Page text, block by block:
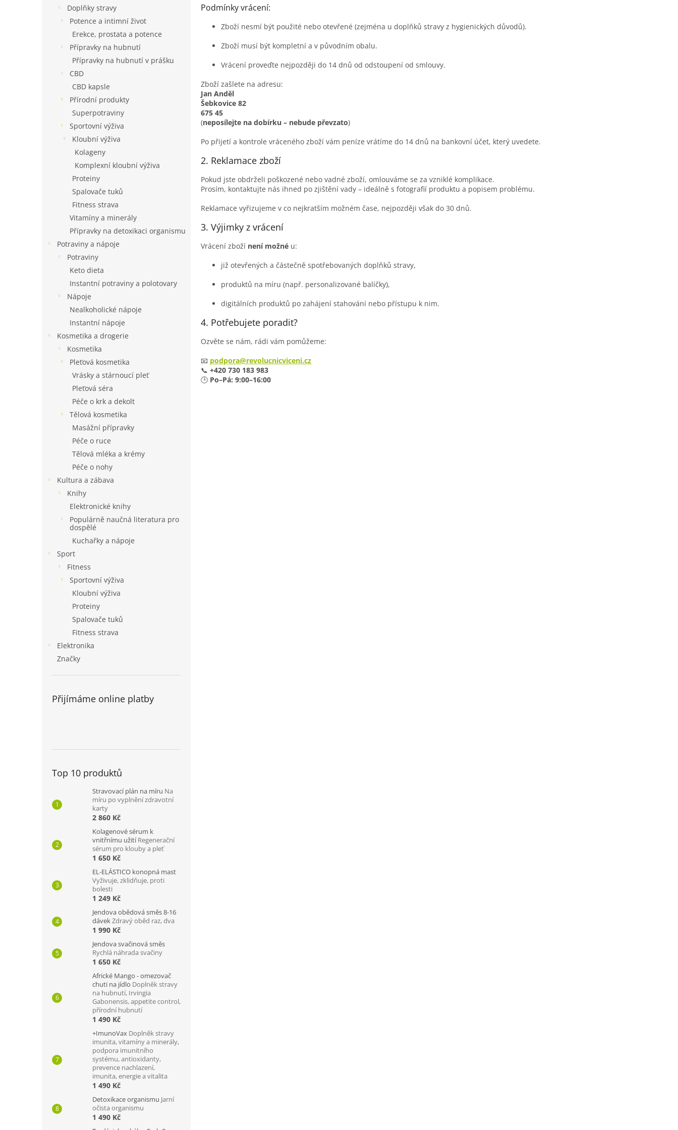
Doplňky stravy
Potence a intimní život
Erekce, prostata a potence
Přípravky na hubnutí
Přípravky na hubnutí v prášku
CBD
CBD kapsle
Přírodní produkty
Superpotraviny
Sportovní výživa
Kloubní výživa
Kolageny
Komplexní kloubní výživa
Proteiny
Spalovače tuků
Fitness strava
Vitamíny a minerály
Přípravky na detoxikaci organismu
Potraviny a nápoje
Potraviny
Keto dieta
Instantní potraviny a polotovary
Nápoje
Nealkoholické nápoje
Instantní nápoje
Kosmetika a drogerie
Kosmetika
Pleťová kosmetika
Vrásky a stárnoucí pleť
Pleťová séra
Péče o krk a dekolt
Tělová kosmetika
Masážní přípravky
Péče o ruce
Tělová mléka a krémy
Péče o nohy
Kultura a zábava
Knihy
Elektronické knihy
Populárně naučná literatura pro
dospělé
Kuchařky a nápoje
Sport
Fitness
Sportovní výživa
Kloubní výživa
Proteiny
Spalovače tuků
Fitness strava
Elektronika
Značky
Přijímáme online platby
Top 10 produktů
Stravovací plán na míru Na
míru po vyplnění zdravotní
karty
2 860 Kč
Kolagenové sérum k
vnitřnímu užitíRegenerační
sérum pro klouby a pleť
1 650 Kč
EL-ELÁSTICO konopná mast
Vyživuje, zklidňuje, proti
bolesti
1 249 Kč
Jendova obědová směs 8-16
dávekZdravý oběd raz, dva
1 990 Kč
Jendova svačinová směs
Rychlá náhrada svačiny
1 650 Kč
Africké Mango - omezovač
chuti na jídlo Doplněk stravy
na hubnutí, Irvingia
Gabonensis, appetite control,
přírodní hubnutí
1 490 Kč
+ImunoVax Doplněk stravy
imunita, vitamíny a minerály,
podpora imunitního
systému, antioxidanty,
prevence nachlazení,
imunita, energie a vitalita
1 490 Kč
Detoxikace organismu Jarní
očista organismu
1 490 Kč
Podmínky vrácení:
Zboží nesmí být použité nebo otevřené (zejména u doplňků stravy z hygienických důvodů).
Zboží musí být kompletní a v původním obalu.
Vrácení proveďte nejpozději do 14 dnů od odstoupení od smlouvy.
Zboží zašlete na adresu:
Jan Anděl
Šebkovice 82
675 45
(neposílejte na dobírku – nebude převzato)
Po přijetí a kontrole vráceného zboží vám peníze vrátíme do 14 dnů na bankovní účet, který uvedete.
2. Reklamace zboží
Pokud jste obdrželi poškozené nebo vadné zboží, omlouváme se za vzniklé komplikace.
Prosím, kontaktujte nás ihned po zjištění vady – ideálně s fotografií produktu a popisem problému.
Reklamace vyřizujeme v co nejkratším možném čase, nejpozději však do 30 dnů.
3. Výjimky z vrácení
Vrácení zboží není možné u:
již otevřených a částečně spotřebovaných doplňků stravy,
produktů na míru (např. personalizované balíčky),
digitálních produktů po zahájení stahování nebo přístupu k nim.
4. Potřebujete poradit?
Ozvěte se nám, rádi vám pomůžeme:
📧 podpora@revolucnicviceni.cz
📞 +420 730 183 983
🕒 Po–Pá: 9:00–16:00